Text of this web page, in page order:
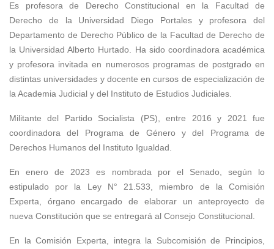
Es profesora de Derecho Constitucional en la Facultad de
Derecho de la Universidad Diego Portales y profesora del
Departamento de Derecho Público de la Facultad de Derecho de
la Universidad Alberto Hurtado. Ha sido coordinadora académica
y profesora invitada en numerosos programas de postgrado en
distintas universidades y docente en cursos de especialización de
la Academia Judicial y del Instituto de Estudios Judiciales.
Militante del Partido Socialista (PS), entre 2016 y 2021 fue
coordinadora del Programa de Género y del Programa de
Derechos Humanos del Instituto Igualdad.
En enero de 2023 es nombrada por el Senado, según lo
estipulado por la Ley N° 21.533, miembro de la Comisión
Experta, órgano encargado de elaborar un anteproyecto de
nueva Constitución que se entregará al Consejo Constitucional.
En la Comisión Experta, integra la Subcomisión de Principios,